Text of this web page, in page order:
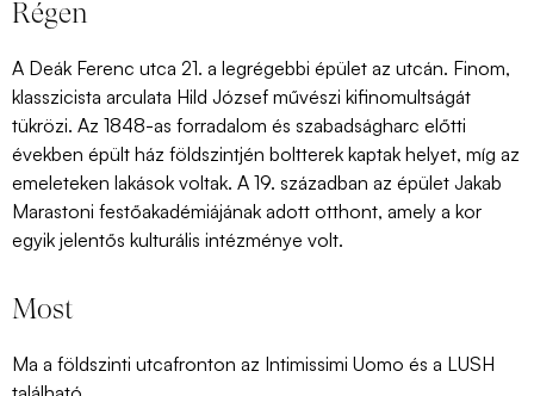
Régen
A Deák Ferenc utca 21. a legrégebbi épület az utcán. Finom,
klasszicista arculata Hild József művészi kifinomultságát
tükrözi. Az 1848-as forradalom és szabadságharc előtti
években épült ház földszintjén boltterek kaptak helyet, míg az
emeleteken lakások voltak. A 19. században az épület Jakab
Marastoni festőakadémiájának adott otthont, amely a kor
egyik jelentős kulturális intézménye volt.
Most
Ma a földszinti utcafronton az Intimissimi Uomo és a LUSH